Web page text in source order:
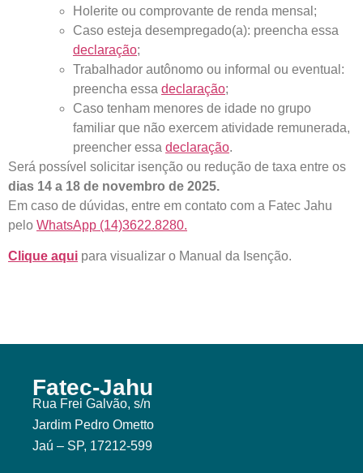
Holerite ou comprovante de renda mensal;
Caso esteja desempregado(a): preencha essa
declaração;
Trabalhador autônomo ou informal ou eventual:
preencha essa declaração;
Caso tenham menores de idade no grupo
familiar que não exercem atividade remunerada,
preencher essa declaração.
Será possível solicitar isenção ou redução de taxa entre os
dias 14 a 18 de novembro de 2025.
Em caso de dúvidas, entre em contato com a Fatec Jahu
pelo WhatsApp (14)3622.8280.
Clique aqui para visualizar o Manual da Isenção.
Fatec-Jahu
Rua Frei Galvão, s/n
Jardim Pedro Ometto
Jaú – SP, 17212-599